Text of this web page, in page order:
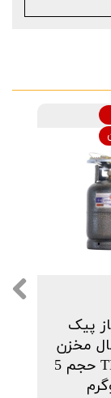
پیک
مخزن
مدل TE-05 حجم 5